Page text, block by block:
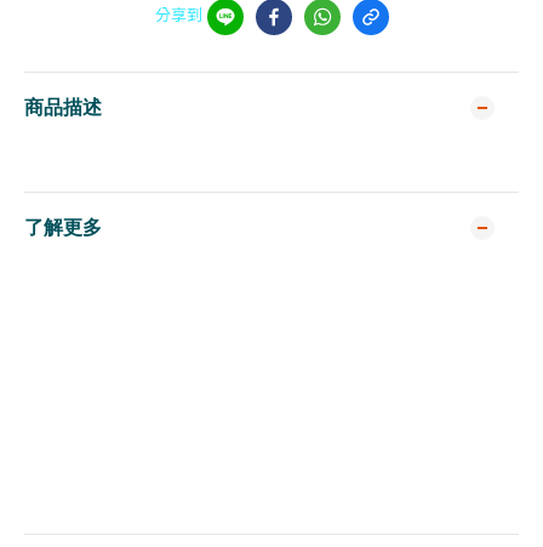
分享到
商品描述
了解更多